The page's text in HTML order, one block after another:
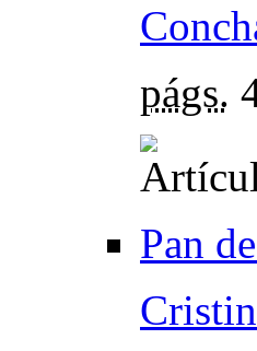
págs.
Pan